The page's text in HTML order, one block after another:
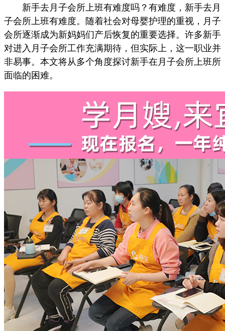
新手去月子会所上班有难度吗？有难度，新手去月
子会所上班有难度。随着社会对母婴护理的重视，月子
会所逐渐成为新妈妈们产后恢复的重要选择。许多新手
对进入月子会所工作充满期待，但实际上，这一职业并
非易事。本文将从多个角度探讨新手在月子会所上班所
面临的困难。